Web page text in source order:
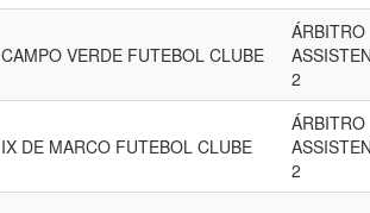
CAMPO VERDE FUTEBOL CLUBE
ÁRBITRO
2
IX DE MARCO FUTEBOL CLUBE
ÁRBITRO
2